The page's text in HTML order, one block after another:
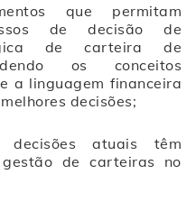
que permitam
de decisão de
de carteira de
os conceitos
a linguagem financeira
decisões;
decisões atuais têm
de carteiras no